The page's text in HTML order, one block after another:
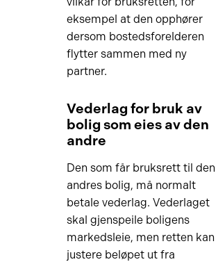
eksempel at den opphører
dersom bostedsforelderen
flytter sammen med ny
partner.
Vederlag for bruk av
bolig som eies av den
andre
Den som får bruksrett til den
andres bolig, må normalt
betale vederlag. Vederlaget
skal gjenspeile boligens
markedsleie, men retten kan
justere beløpet ut fra